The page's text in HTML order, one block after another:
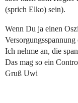
(sprich Elko) sein).
Wenn Du ja einen
Ich nehme an, die
Das mag so ein
Gruß Uwi